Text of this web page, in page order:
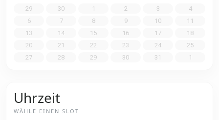
29
30 1 2 3
4
6
7 8 9 10
11
13
14 15 16 17
18
20
21 22 23 24
25
27
28 29 30 31 1
Uhrzeit
WÄHLE EINEN SLOT